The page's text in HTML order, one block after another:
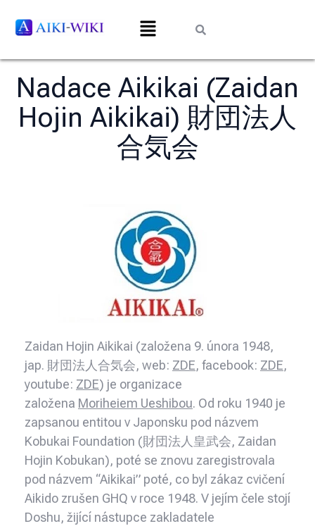
Nadace Aikikai (Zaidan
Hojin Aikikai) 財団法人
合気会
Zaidan Hojin Aikikai (založena 9. února 1948,
jap. 財団法人合気会, web: ZDE, facebook: ZDE,
youtube: ZDE) je organizace
založena Moriheiem Ueshibou. Od roku 1940 je
zapsanou entitou v Japonsku pod názvem
Kobukai Foundation (財団法人皇武会, Zaidan
Hojin Kobukan), poté se znovu zaregistrovala
pod názvem “Aikikai” poté, co byl zákaz cvičení
Aikido zrušen GHQ v roce 1948. V jejím čele stojí
Doshu, žijící nástupce zakladatele